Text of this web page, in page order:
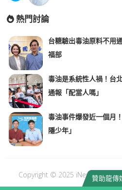
熱門討論
台糖驗出毒油原料不用
福部
毒油是系統性人禍！台
通報「配當人嗎」
毒油事件爆發近一個月
隱少年」
Copyright © 2025 iNews Long｜
贊助龍傳